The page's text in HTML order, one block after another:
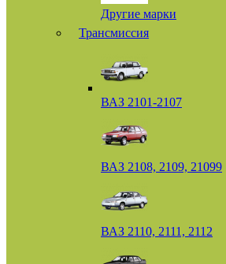
Другие марки
Трансмиссия
ВАЗ 2101-2107
ВАЗ 2108, 2109, 21099
ВАЗ 2110, 2111, 2112